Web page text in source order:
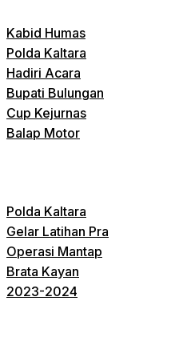
Kabid Humas
Polda Kaltara
Hadiri Acara
Bupati Bulungan
Cup Kejurnas
Balap Motor
Polda Kaltara
Gelar Latihan Pra
Operasi Mantap
Brata Kayan
2023-2024